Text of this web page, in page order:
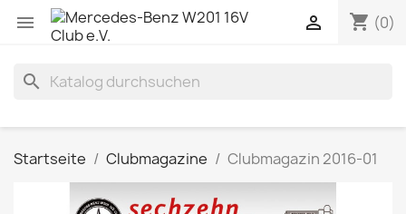
 shopping_cart (0)

search
Startseite Clubmagazine Clubmagazin 2016-01